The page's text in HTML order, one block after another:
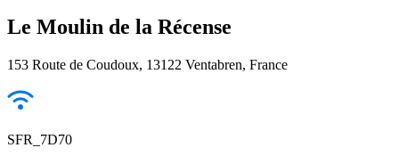
Le Moulin de la Récense
153 Route de Coudoux, 13122 Ventabren, France
SFR_7D70